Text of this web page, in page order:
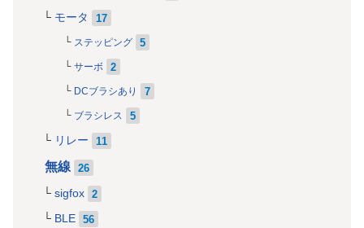
モータ 17
ステッピング 5
サーボ 2
DCブラシあり 7
ブラシレス 5
リレー 11
無線 26
sigfox 2
BLE 56